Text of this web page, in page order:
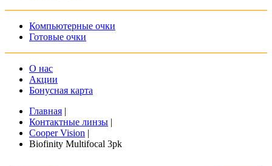
Компьютерные очки
Готовые очки
О нас
Акции
Бонусная карта
Главная |
Контактные линзы |
Cooper Vision |
Biofinity Multifocal 3pk